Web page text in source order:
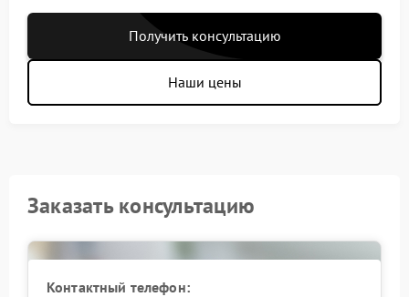
Получить консультацию
Наши цены
Заказать консультацию
Контактный телефон: